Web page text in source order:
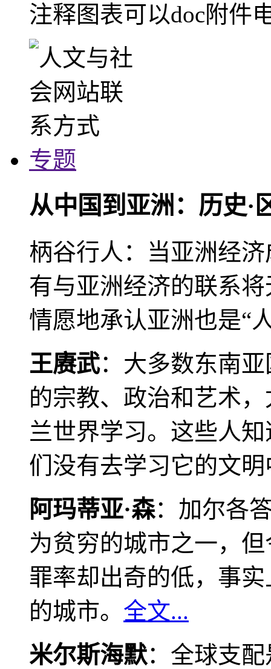
注释图表可以doc附件
专题
从中国到亚洲：历史·
柄谷行人：当亚洲经
有与亚洲经济的联系
情愿地承认亚洲也是“
王赓武：大多数东南
的宗教、政治和艺术
兰世界学习。这些人
们没有去学习它的文
阿玛蒂亚·森：加尔各
为贫穷的城市之一，
罪率却出奇的低，事
的城市。 全文...
米尔斯海默：全球支